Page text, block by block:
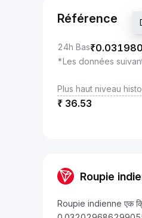
Référence
24h Bas₹
*Les données
Plus haut niveau
₹ 36.53
Roupie
Roupie indienne एक